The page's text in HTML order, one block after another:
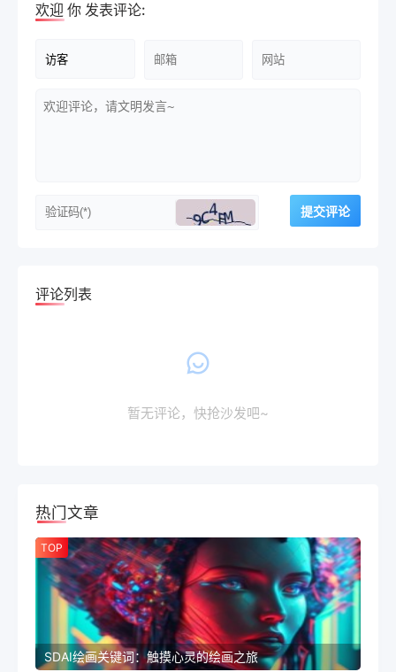
欢迎 你 发表评论:
评论列表
暂无评论，快抢沙发吧~
热门文章
TOP
SDAI绘画关键词：触摸心灵的绘画之旅